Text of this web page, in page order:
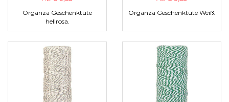
Organza Geschenktüte
hellrosa.
Organza Geschenktüte Weiß.